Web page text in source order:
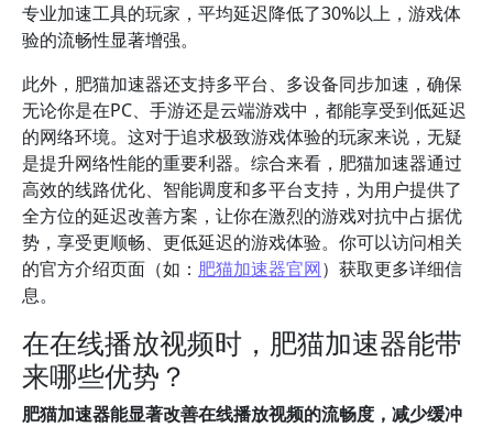
专业加速工具的玩家，平均延迟降低了30%以上，游戏体
验的流畅性显著增强。
此外，肥猫加速器还支持多平台、多设备同步加速，确保
无论你是在PC、手游还是云端游戏中，都能享受到低延迟
的网络环境。这对于追求极致游戏体验的玩家来说，无疑
是提升网络性能的重要利器。综合来看，肥猫加速器通过
高效的线路优化、智能调度和多平台支持，为用户提供了
全方位的延迟改善方案，让你在激烈的游戏对抗中占据优
势，享受更顺畅、更低延迟的游戏体验。你可以访问相关
的官方介绍页面（如： 肥猫加速器官网）获取更多详细信
息。
在在线播放视频时，肥猫加速器能带
来哪些优势？
肥猫加速器能显著改善在线播放视频的流畅度，减少缓冲